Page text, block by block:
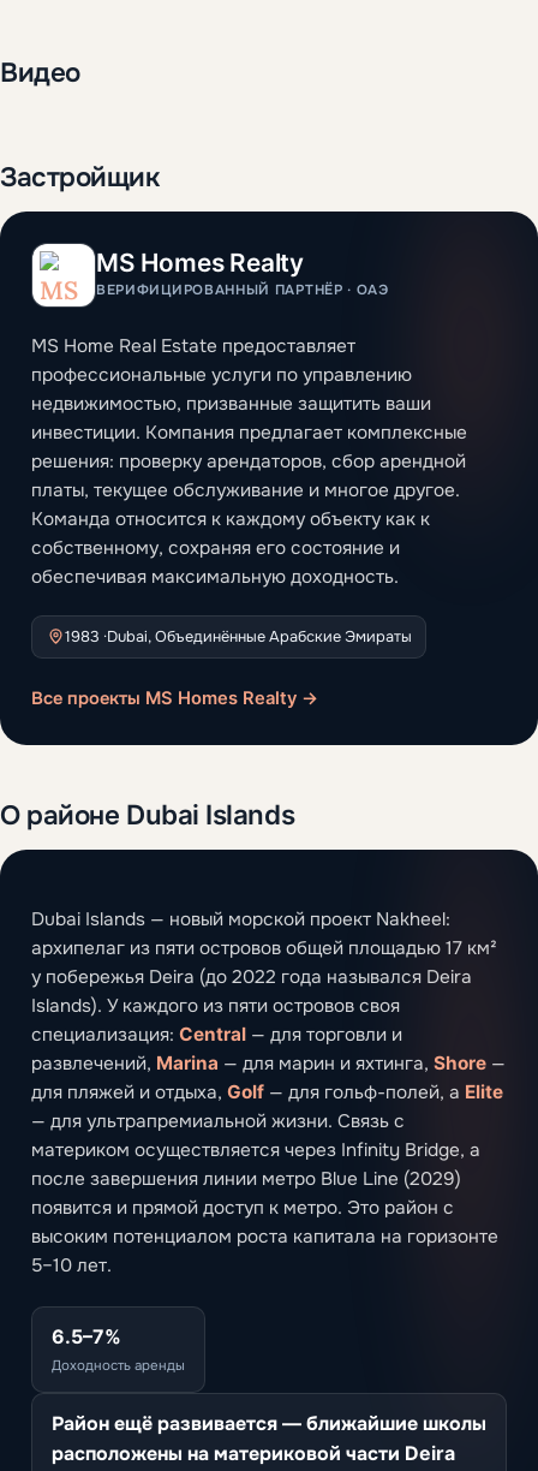
Видео
Застройщик
MS Homes Realty
ВЕРИФИЦИРОВАННЫЙ ПАРТНЁР · ОАЭ
MS Home Real Estate предоставляет
профессиональные услуги по управлению
недвижимостью, призванные защитить ваши
инвестиции. Компания предлагает комплексные
решения: проверку арендаторов, сбор арендной
платы, текущее обслуживание и многое другое.
Команда относится к каждому объекту как к
собственному, сохраняя его состояние и
обеспечивая максимальную доходность.
1983 ·Dubai, Объединённые Арабские Эмираты
Все проекты MS Homes Realty →
О районе Dubai Islands
Dubai Islands — новый морской проект Nakheel:
архипелаг из пяти островов общей площадью 17 км²
у побережья Deira (до 2022 года назывался Deira
Islands). У каждого из пяти островов своя
специализация: Central — для торговли и
развлечений, Marina — для марин и яхтинга, Shore —
для пляжей и отдыха, Golf — для гольф-полей, а Elite
— для ультрапремиальной жизни. Связь с
материком осуществляется через Infinity Bridge, а
после завершения линии метро Blue Line (2029)
появится и прямой доступ к метро. Это район с
высоким потенциалом роста капитала на горизонте
5–10 лет.
6.5–7%
Доходность аренды
Район ещё развивается — ближайшие школы
расположены на материковой части Deira